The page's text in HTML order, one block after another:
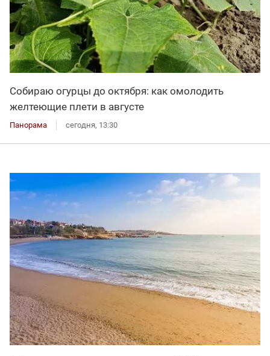
Собираю огурцы до октября: как омолодить
желтеющие плети в августе
Панорама сегодня, 13:30